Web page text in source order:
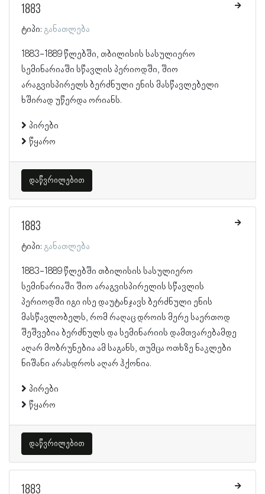
1883
ტიპი: განათლება
1883-1889 წლებში, თბილისის სასულიერო
სემინარიაში სწავლის პერიოდში, შიო
არაგვისპირელს ბერძნული ენის მასწავლებელი
ხშირად უწერდა ორიანს.
პირები
წყარო
დაწვრილებით
1883
ტიპი: განათლება
1883-1889 წლებში თბილისის სასულიერო
სემინარიაში შიო არაგვისპირელის სწავლის
პერიოდში იგი ისე დაუტანჯავს ბერძნული ენის
მასწავლობელს, რომ რაღაც დროის მერე საერთოდ
შეშვებია ბერძნულს და სემინარიის დამთვარებამდე
აღარ მობრუნებია ამ საგანს, თუმცა ოთხზე ნაკლები
ნიშანი არასდროს აღარ ჰქონია.
პირები
წყარო
დაწვრილებით
1883